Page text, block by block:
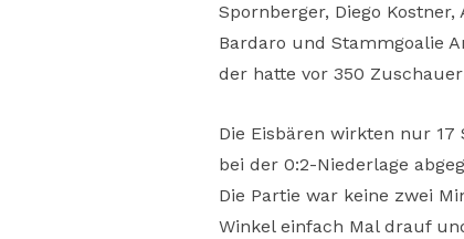
Spornberger, Diego
Bardaro und Stammgoalie
der hatte vor 350
Die Eisbären wirkten nur 17
bei der 0:2-Niederlage
Die Partie war keine zwei
Winkel einfach Mal drauf